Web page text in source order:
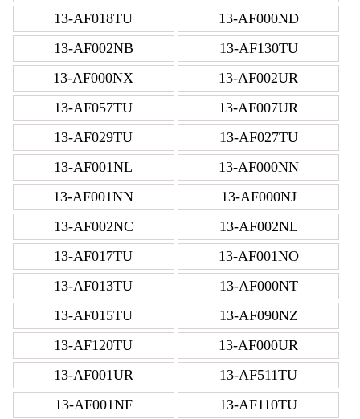
13-AF018TU
13-AF000ND
13-AF002NB
13-AF130TU
13-AF000NX
13-AF002UR
13-AF057TU
13-AF007UR
13-AF029TU
13-AF027TU
13-AF001NL
13-AF000NN
13-AF001NN
13-AF000NJ
13-AF002NC
13-AF002NL
13-AF017TU
13-AF001NO
13-AF013TU
13-AF000NT
13-AF015TU
13-AF090NZ
13-AF120TU
13-AF000UR
13-AF001UR
13-AF511TU
13-AF001NF
13-AF110TU